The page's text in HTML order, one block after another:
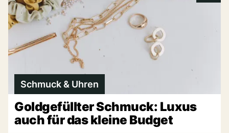
Schmuck & Uhren
Goldgefüllter Schmuck: Luxus
auch für das kleine Budget